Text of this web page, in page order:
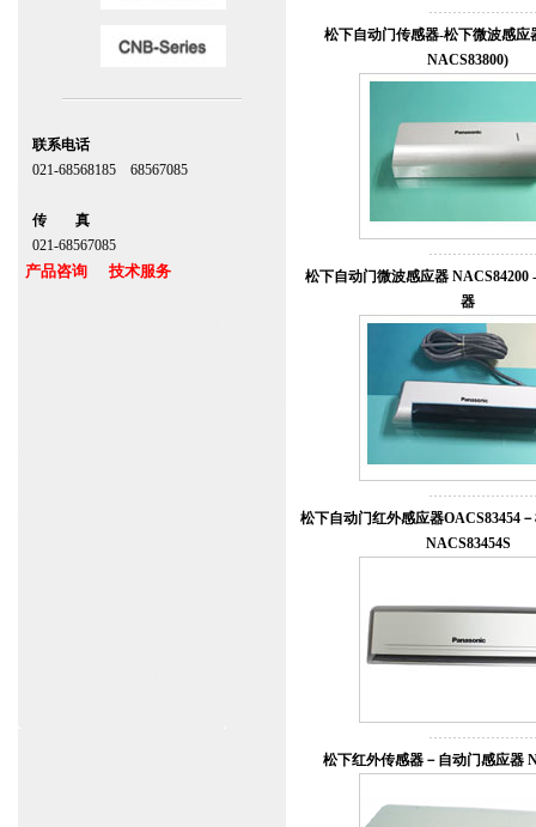
联系电话
021-68568185 68567085
传 真
021-68567085
产品咨询 技术服务
松下自动门传感器-松下微波感应
NACS83800)
松下自动门微波感应器 NACS84200
器
松下自动门红外感应器OACS83454
NACS83454S
松下红外传感器－自动门感应器